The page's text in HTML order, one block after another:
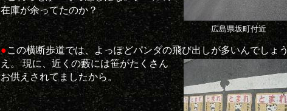
広島県坂町付近
在庫が余ってたのか？
●この横断歩道では、よっぽどパンダの飛び出しが多いんでしょ
え。現に、近くの藪には笹がたくさん
お供えされてましたから。